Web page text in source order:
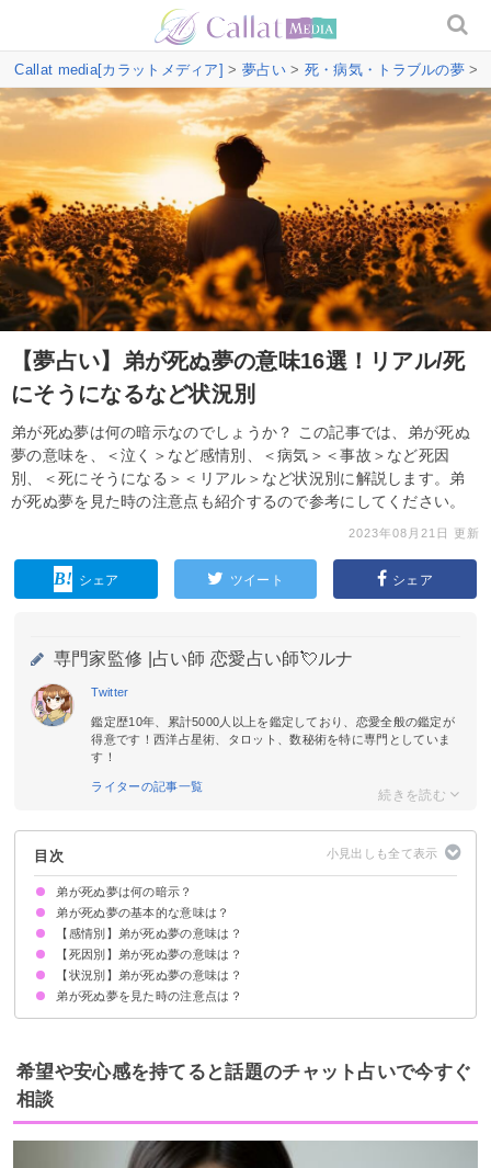
Callat media[カラットメディア] > 夢占い> 死・病気・トラブルの夢 >
【夢占い】弟が死ぬ夢の意味16選！リアル/死
にそうになるなど状況別
弟が死ぬ夢は何の暗示なのでしょうか？ この記事では、弟が死ぬ
夢の意味を、＜泣く＞など感情別、＜病気＞＜事故＞など死因
別、＜死にそうになる＞＜リアル＞など状況別に解説します。弟
が死ぬ夢を見た時の注意点も紹介するので参考にしてください。
2023年08月21日 更新
シェア ツイート シェア
専門家監修 | 占い師 恋愛占い師💘ルナ
Twitter
鑑定歴10年、累計5000人以上を鑑定しており、恋愛全般の鑑定が
得意です！西洋占星術、タロット、数秘術を特に専門としていま
す！
ライターの記事一覧
目次
弟が死ぬ夢は何の暗示？
弟が死ぬ夢の基本的な意味は？
自分自身の変化の暗示
状況によって意味が決まる
【感情別】弟が死ぬ夢の意味は？
弟が死んで泣く夢【警告夢】
弟が死んでも悲しくない夢【警告夢】
弟が死んで驚く夢【警告夢】
【死因別】弟が死ぬ夢の意味は？
弟が事故で死ぬ夢【警告夢】
弟が病気で死ぬ夢【警告夢】
弟が火事で死ぬ夢【吉夢】
弟が水死する夢【吉夢】
弟が自殺する夢【吉夢】
【状況別】弟が死ぬ夢の意味は？
弟が死にそうになる夢【警告夢】
リアルな弟が死ぬ夢【吉夢】
弟が死んだと聞く夢【吉夢】
弟の葬式の夢【吉夢】
弟が死んで生き返る夢【吉夢】
弟がいないのに弟が死ぬ夢【吉夢】
弟と姉が死ぬ夢【吉夢】
弟が殺されそうになる夢【吉夢】
弟が死ぬ夢を見た時の注意点は？
積極的に新しいことにチャレンジする
警告夢や凶夢の内容を人に話す
希望や安心感を持てると話題のチャット占いで今すぐ
相談